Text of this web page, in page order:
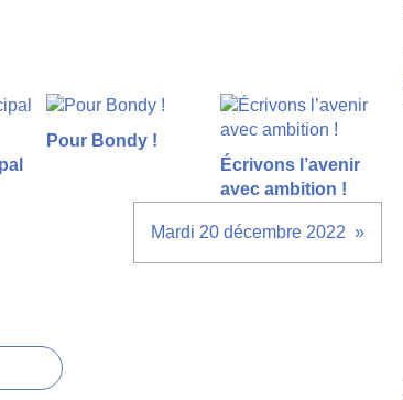
Pour Bondy !
Écrivons l’avenir
avec ambition !
Mardi 20 décembre 2022